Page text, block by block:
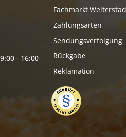
- 16:00
Fachmarkt
Zahlungsarten
Sendungsverfolgung
Rückgabe
Reklamation